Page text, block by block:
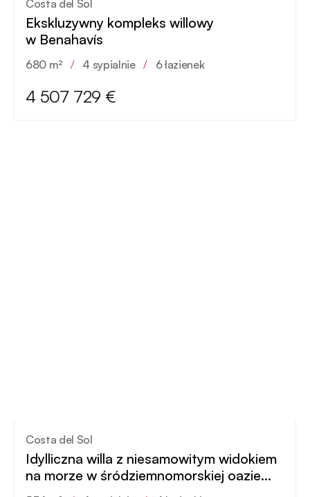
Costa del Sol
Ekskluzywny kompleks willowy
w Benahavís
680 m² / 4 sypialnie / 6 łazienek
4 507 729 €
Costa del Sol
Idylliczna willa z niesamowitym widokiem
na morze w śródziemnomorskiej oazie
nowej ery